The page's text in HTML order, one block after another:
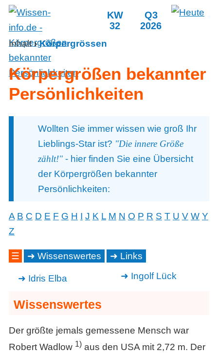
KW
32
Q3
2026
Inhalt›Körpergrössen
Körpergrößen bekannter
Persönlichkeiten
Wollten Sie immer wissen wie groß Ihr
Lieblings-Star ist? "Die innere Größe
zählt!"- hier finden Sie eine Übersicht
der Körpergrößen bekannter
Persönlichkeiten:
A B C D E F G H I J K L M N O P R S T U V W Y
Z
☰ Wissenswertes Links
Idris Elba Ingolf Lück
Wissenswertes
Der größte jemals gemessene Mensch war
Robert Wadlow 1)aus den USA mit 2,72 m. Der